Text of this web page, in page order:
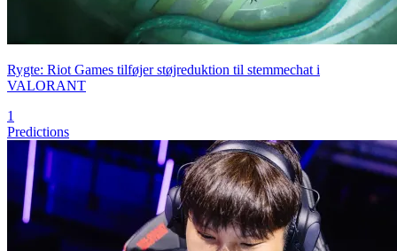
Rygte: Riot Games tilføjer støjreduktion til stemmechat i
VALORANT
1
Predictions